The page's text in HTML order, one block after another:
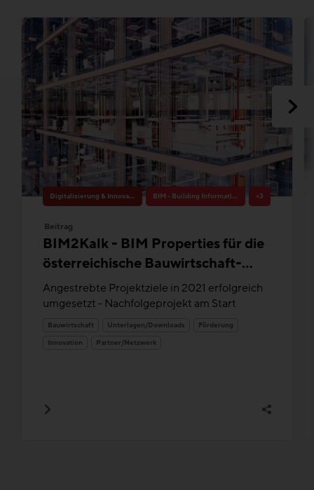
Digitalisierung & Innovation BIM - Building Information Modeling +3
Beitrag
BIM2Kalk - BIM Properties für die
österreichische Bauwirtschaft-
ERGEBNISSE
Angestrebte Projektziele in 2021 erfolgreich
umgesetzt - Nachfolgeprojekt am Start
Bauwirtschaft Unterlagen/Downloads
Förderung
Innovation
Partner/Netzwerk